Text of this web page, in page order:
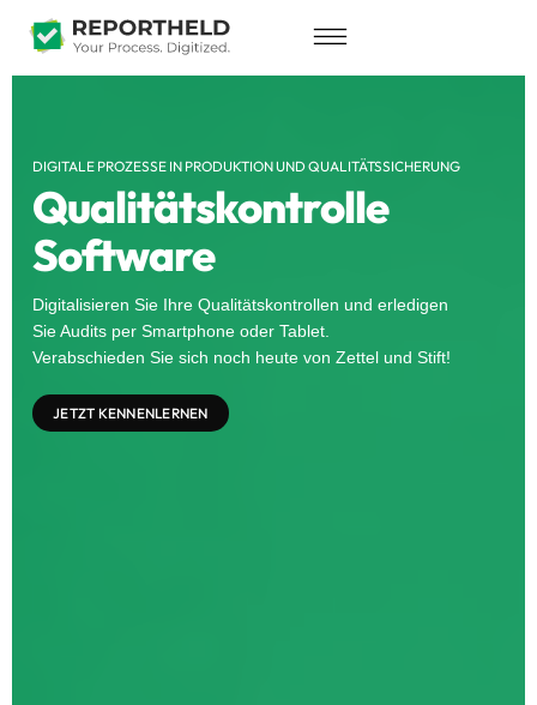
DIGITALE PROZESSE IN PRODUKTION UND QUALITÄTSSICHERUNG
Qualitätskontrolle
Software
Digitalisieren Sie Ihre Qualitätskontrollen und erledigen
Sie Audits per Smartphone oder Tablet.
Verabschieden Sie sich noch heute von Zettel und Stift!
JETZT KENNENLERNEN